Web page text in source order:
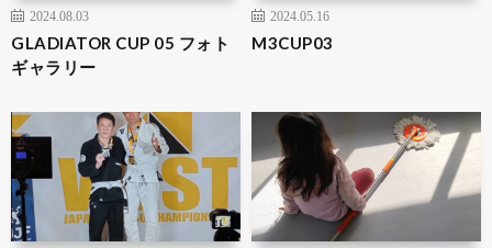
2024.08.03
GLADIATOR CUP 05 フォト
ギャラリー
2024.05.16
M3CUP03